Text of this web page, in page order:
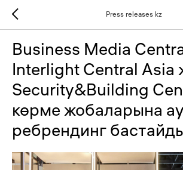
Press releases kz
Business Media
Interlight Central Asia
Security&Building
көрме жобаларына
ребрендинг